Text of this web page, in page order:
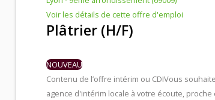
Voir les détails de cette offre d'emploi
Plâtrier (H/F)
NOUVEAU
Contenu de l’offre intérim ou CDIVous
agence d'intérim locale à votre écoute,